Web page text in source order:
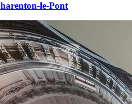
le-Pont